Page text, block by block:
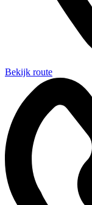
Bekijk route